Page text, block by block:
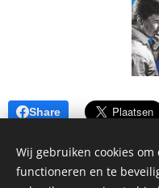
Share
Wij gebruiken cookies
functioneren en te